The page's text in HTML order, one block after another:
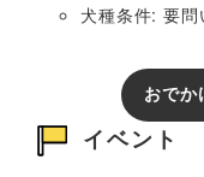
犬種条件: 要問
おでか
イベント